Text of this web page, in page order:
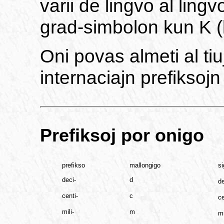
varii de lingvo al
grad-simbolon kun K
Oni povas almeti al
internaciajn
Prefiksoj por onigo
prefikso mallongigo
deci- d
centi- c
mili- m